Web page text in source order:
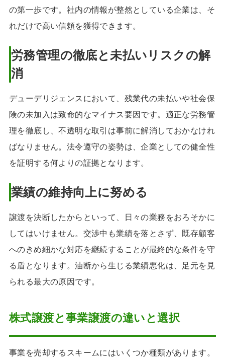
の第一歩です。社内の情報が整然としている企業は、そ
れだけで高い信頼を獲得できます。
労務管理の徹底と未払いリスクの解
消
デューデリジェンスにおいて、残業代の未払いや社会保
険の未加入は致命的なマイナス要因です。適正な労務管
理を徹底し、不透明な取引は事前に解消しておかなけれ
ばなりません。法令遵守の姿勢は、企業としての健全性
を証明する何よりの証拠となります。
業績の維持向上に努める
譲渡を決断したからといって、日々の業務をおろそかに
してはいけません。交渉中も業績を落とさず、既存顧客
へのきめ細かな対応を継続することが最終的な条件を守
る盾となります。油断から生じる業績悪化は、足元を見
られる最大の原因です。
株式譲渡と事業譲渡の違いと選択
事業を売却するスキームにはいくつか種類があります。